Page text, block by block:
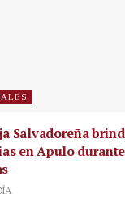
Salvadoreña
en Apulo